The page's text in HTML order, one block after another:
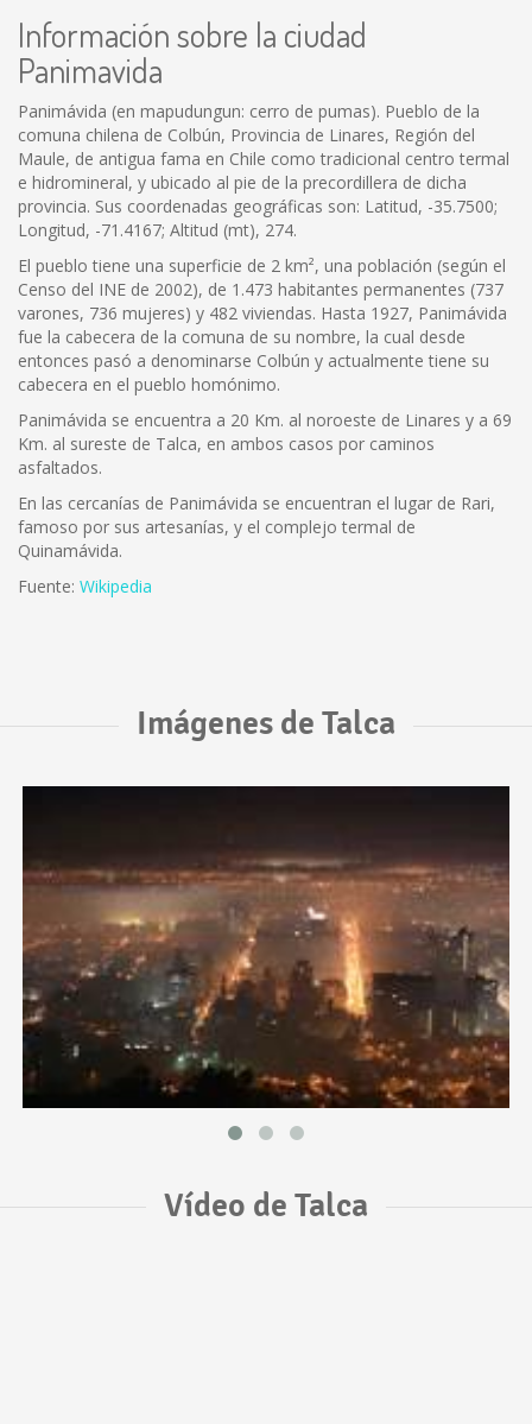
Información sobre la ciudad
Panimavida
Panimávida (en mapudungun: cerro de pumas). Pueblo de la
comuna chilena de Colbún, Provincia de Linares, Región del
Maule, de antigua fama en Chile como tradicional centro termal
e hidromineral, y ubicado al pie de la precordillera de dicha
provincia. Sus coordenadas geográficas son: Latitud, -35.7500;
Longitud, -71.4167; Altitud (mt), 274.
El pueblo tiene una superficie de 2 km², una población (según el
Censo del INE de 2002), de 1.473 habitantes permanentes (737
varones, 736 mujeres) y 482 viviendas. Hasta 1927, Panimávida
fue la cabecera de la comuna de su nombre, la cual desde
entonces pasó a denominarse Colbún y actualmente tiene su
cabecera en el pueblo homónimo.
Panimávida se encuentra a 20 Km. al noroeste de Linares y a 69
Km. al sureste de Talca, en ambos casos por caminos
asfaltados.
En las cercanías de Panimávida se encuentran el lugar de Rari,
famoso por sus artesanías, y el complejo termal de
Quinamávida.
Fuente: Wikipedia
Imágenes de Talca
Vídeo de Talca